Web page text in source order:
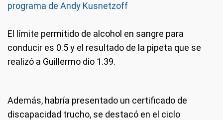
programa de Andy Kusnetzoff
El límite permitido de alcohol en sangre para
conducir es 0.5 y el resultado de la pipeta que se
realizó a Guillermo dio 1.39.
Además, habría presentado un certificado de
discapacidad trucho, se destacó en el ciclo